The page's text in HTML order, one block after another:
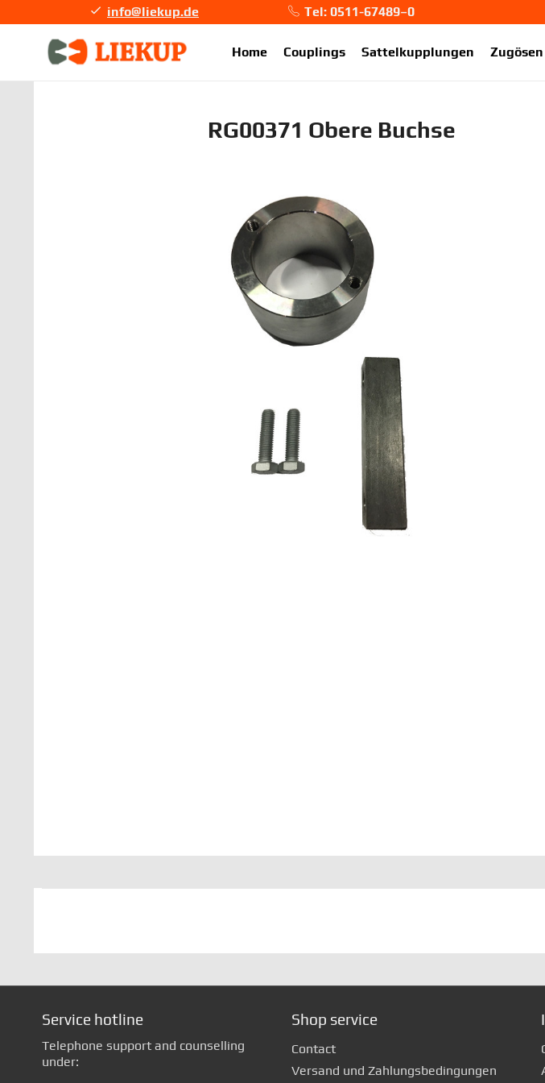
info@liekup.de
Tel: 0511-67489–0
Home
Couplings Sattelkupplungen Zugösen
RG00371 Obere Buchse
Service hotline
Telephone support and counselling
under:
Shop service
Contact
Versand und Zahlungsbedingungen